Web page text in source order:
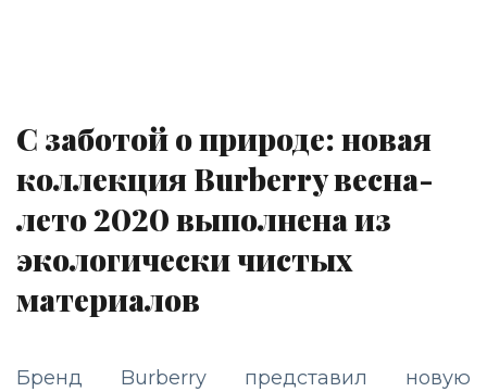
С заботой о природе: новая
коллекция Burberry весна-
лето 2020 выполнена из
экологически чистых
материалов
Бренд Burberry представил новую